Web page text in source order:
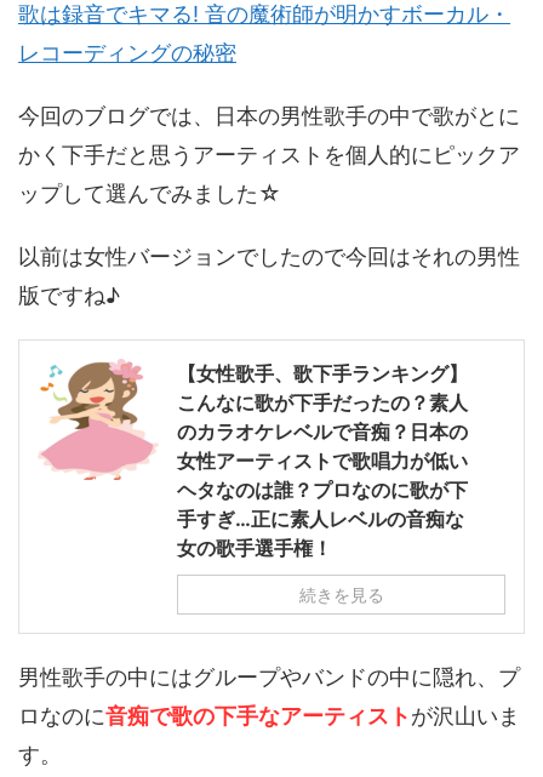
歌は録音でキマる! 音の魔術師が明かすボーカル・
レコーディングの秘密
今回のブログでは、日本の男性歌手の中で歌がとに
かく下手だと思うアーティストを個人的にピックア
ップして選んでみました☆
以前は女性バージョンでしたので今回はそれの男性
版ですね♪
【女性歌手、歌下手ランキング】
こんなに歌が下手だったの？素人
のカラオケレベルで音痴？日本の
女性アーティストで歌唱力が低い
ヘタなのは誰？プロなのに歌が下
手すぎ…正に素人レベルの音痴な
女の歌手選手権！
続きを見る
男性歌手の中にはグループやバンドの中に隠れ、プ
ロなのに音痴で歌の下手なアーティストが沢山いま
す。